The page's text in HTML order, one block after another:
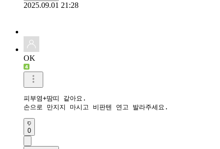
2025.09.01 21:28
OK
피부염+땀띠 같아요.
손으로 만지지 마시고 비판텐 연고 발라주세요.
0